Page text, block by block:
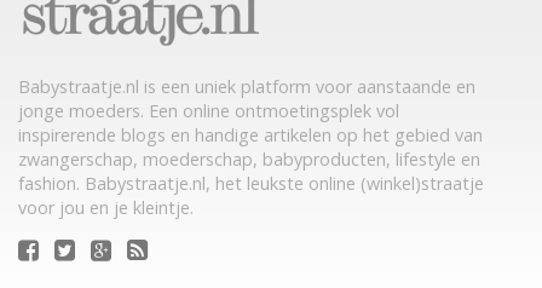
Babystraatje.nl is een uniek platform voor aanstaande en
jonge moeders. Een online ontmoetingsplek vol
inspirerende blogs en handige artikelen op het gebied van
zwangerschap, moederschap, babyproducten, lifestyle en
fashion. Babystraatje.nl, het leukste online (winkel)straatje
voor jou en je kleintje.